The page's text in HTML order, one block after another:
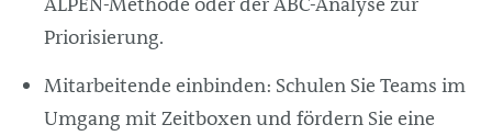
Priorisierung.
Mitarbeitende einbinden: Schulen Sie Teams im
Umgang mit Zeitboxen und fördern Sie eine